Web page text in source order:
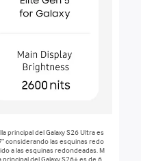
principal del Galaxy S26 Ultra es
considerando las esquinas redo
a las esquinas redondeadas. M
del Galaxy S26+ es de 6,